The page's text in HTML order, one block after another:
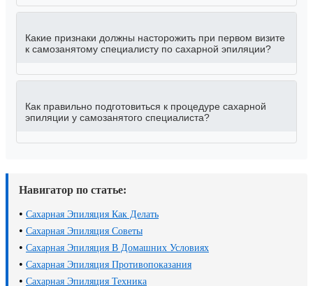
Какие признаки должны насторожить при первом визите
к самозанятому специалисту по сахарной эпиляции?
Как правильно подготовиться к процедуре сахарной
эпиляции у самозанятого специалиста?
Навигатор по статье:
• Сахарная Эпиляция Как Делать
• Сахарная Эпиляция Советы
• Сахарная Эпиляция В Домашних Условиях
• Сахарная Эпиляция Противопоказания
• Сахарная Эпиляция Техника